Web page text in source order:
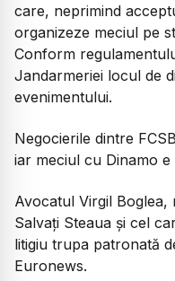
care, neprimind
organizeze meciul pe
Conform
Jandarmeriei locul de
evenimentului.
Negocierile dintre
iar meciul cu Dinamo
Avocatul Virgil
Salvați Steaua și cel
litigiu trupa patronată
Euronews.